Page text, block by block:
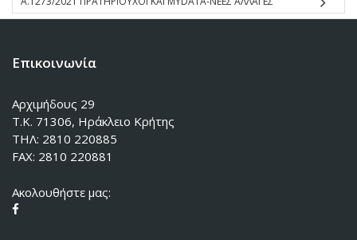
Επικοινωνία
Αρχιμήδους 29
Τ.Κ. 71306, Ηράκλειο Κρήτης
ΤΗΛ: 2810 220885
FAX: 2810 220881
Ακολουθήστε μας: